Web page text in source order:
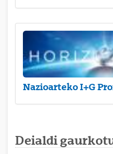
Nazioarteko I+G
Deialdi